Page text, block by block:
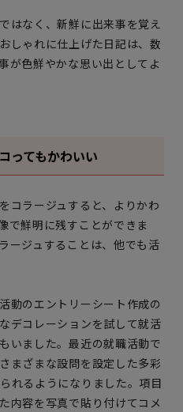
はなく、新鮮に出来事を覚え
しゃれに仕上げた日記は、数
が色鮮やかな思い出としてよ
ってもかわいい
コラージュすると、よりかわ
で鮮明に残すことができま
ージュすることは、他でも活
動のエントリーシート作成の
デコレーションを試して就活
いました。最近の就職活動で
まざまな設問を設定した多彩
れるようになりました。項目
内容を写真で貼り付けてコメ